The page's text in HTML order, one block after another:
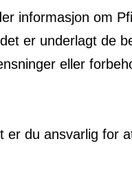
informasjon om
er underlagt de
eller
er du ansvarlig for